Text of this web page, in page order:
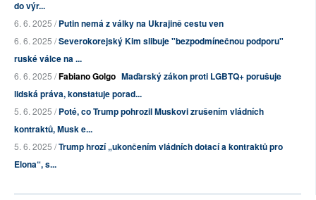
do výr...
6. 6. 2025 /Putin nemá z války na Ukrajině cestu ven
6. 6. 2025 /Severokorejský Kim slibuje "bezpodmínečnou podporu"
ruské válce na ...
6. 6. 2025 /Fabiano Golgo Maďarský zákon proti LGBTQ+ porušuje
lidská práva, konstatuje porad...
5. 6. 2025 /Poté, co Trump pohrozil Muskovi zrušením vládních
kontraktů, Musk e...
5. 6. 2025 /Trump hrozí „ukončením vládních dotací a kontraktů pro
Elona“, s...